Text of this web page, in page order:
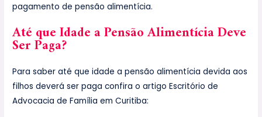
pagamento de pensão alimentícia.
Até que Idade a Pensão Alimentícia Deve
Ser Paga?
Para saber até que idade a pensão alimentícia devida aos
filhos deverá ser paga confira o artigo Escritório de
Advocacia de Família em Curitiba: